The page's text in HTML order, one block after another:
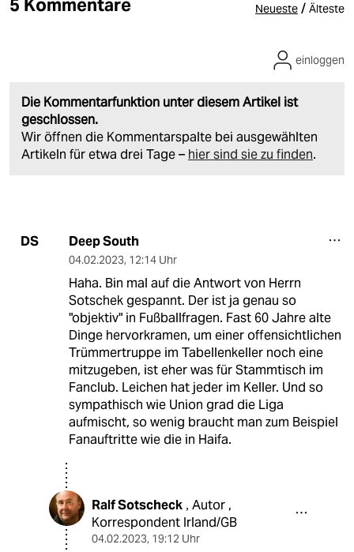
5 Kommentare Neueste / Älteste
Die Kommentarfunktion unter diesem Artikel ist
geschlossen.
Wir öffnen die Kommentarspalte bei ausgewählten
Artikeln für etwa drei Tage – hier sind sie zu finden.
einloggen
DS Deep South
04.02.2023, 12:14 Uhr
Haha. Bin mal auf die Antwort von Herrn
Sotschek gespannt. Der ist ja genau so
"objektiv" in Fußballfragen. Fast 60 Jahre alte
Dinge hervorkramen, um einer offensichtlichen
Trümmertruppe im Tabellenkeller noch eine
mitzugeben, ist eher was für Stammtisch im
Fanclub. Leichen hat jeder im Keller. Und so
sympathisch wie Union grad die Liga
aufmischt, so wenig braucht man zum Beispiel
Fanauftritte wie die in Haifa.
Ralf Sotscheck , Autor ,
Korrespondent Irland/GB
04.02.2023, 19:12 Uhr